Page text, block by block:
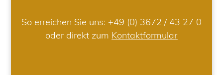
So erreichen Sie uns: +49 (0) 3672 / 43 27 0
oder direkt zum Kontaktformular